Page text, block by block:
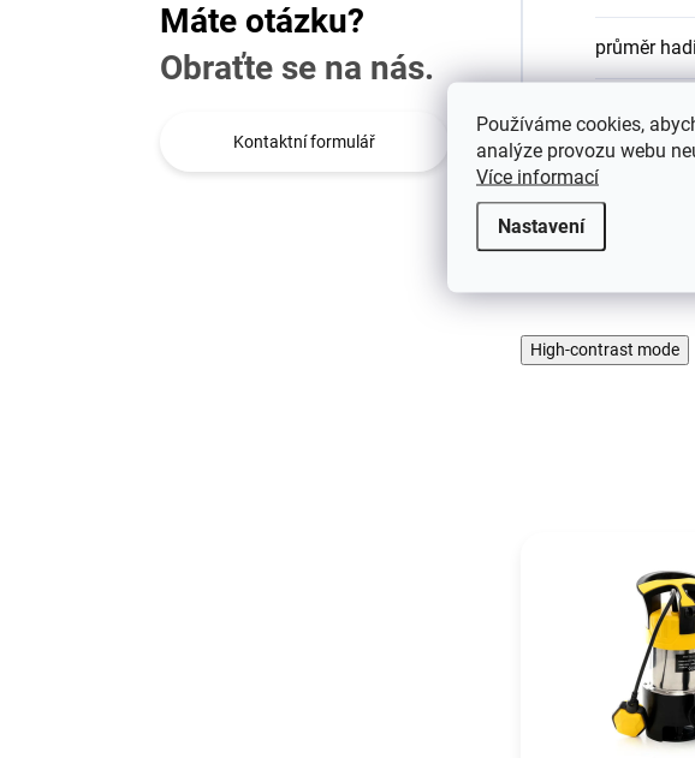
Používáme cookies,
analýze provozu webu
Více informací
Nastavení
Máte otázku?
Obraťte se na nás.
Kontaktní formulář
průměr
Výkon
High-contrast mode